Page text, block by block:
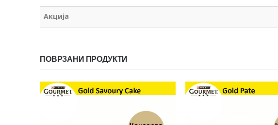
Акција
ПОВРЗАНИ ПРОДУКТИ